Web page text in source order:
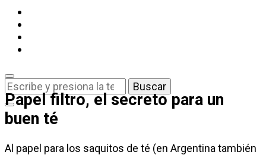
¿Buscas
algo?
Papel filtro, el secreto para un
buen té
Al papel para los saquitos de té (en Argentina también